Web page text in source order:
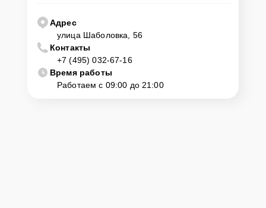
телефону горячей линии: +7 (495) 032-67-16. Наши специалисты
оперативно проконсультируют по всем необходимым вопросам,
запишут на диагностику, подскажут с вариантами курьерской
доставки или оформят выезд мастера в удобное время и место.
Адрес
улица Шаболовка, 56
Контакты
+7 (495) 032-67-16
Время работы
Работаем с 09:00 до 21:00